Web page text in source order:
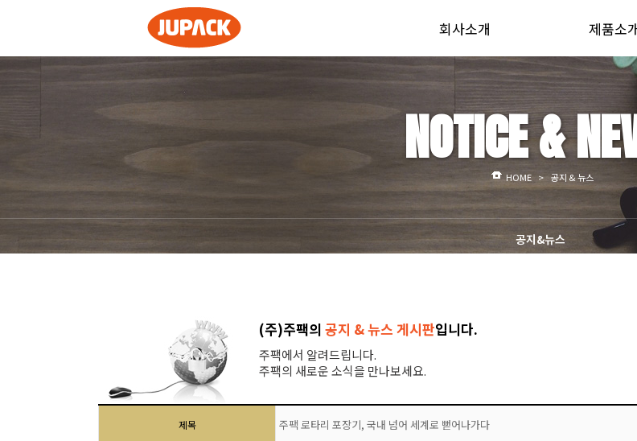
회사소개
CEO인사말
주팩인의 정체성
사업분야
인증서
해외 NETWORK
오시는 길
제품소
급대식 1열 자동
급대식 2열 자동
과립, 덩어리제품
분말제품 포
마스크팩 포
M자백 포장
스파우트파우치
NOTICE &
공지&뉴스
HOME > 공지 & 뉴스
(주)주팩의 공지 & 뉴스 게시판입니다.
주팩에서 알려드립니다.
주팩의 새로운 소식을 만나보세요.
제목 주팩 로타리 포장기, 국내 넘어 세계로 뻗어나가다